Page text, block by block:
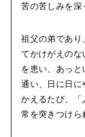
苦の苦しみを深
祖父の弟であり
てかけがえのな
を患い、あっと
通い、日に日に
かえるたび、「
常を突きつけら